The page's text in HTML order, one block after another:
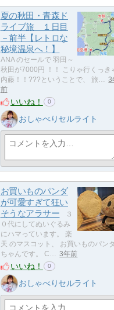
夏の秋田・青森ド
ライブ旅 １日目
－前半【レトロな
秘境温泉へ！】
ANA のセールで 羽田～
秋田が7000円 ！！ こりゃ行くっき
内藤！！???ということで、 旅… 3
前
いいね！ 0
おしゃべりセルライト
お買いものパンダ
が可愛すぎて狂い
そうなアラサー
３
０代にしてぬいぐるみ
にハマっています。 楽
天 のマスコット、 お買いものパン
ちゃんです。 C… 3年前
いいね！ 0
おしゃべりセルライト